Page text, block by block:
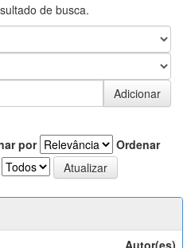
de busca.
por
Ordenar
Autor(es)